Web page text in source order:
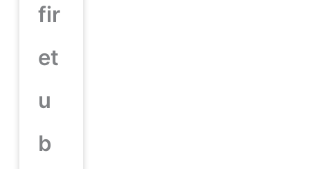
fir
et
u
b